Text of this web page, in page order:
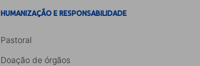
HUMANIZAÇÃO E RESPONSABILIDADE
Pastoral
Doação de órgãos